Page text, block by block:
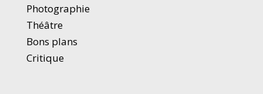
Photographie
Théâtre
Bons plans
Critique